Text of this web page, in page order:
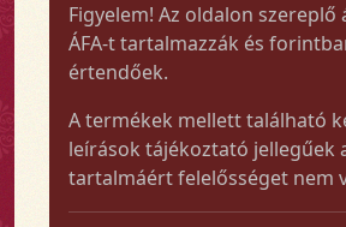
Figyelem! Az oldalon szereplő
ÁFA-t tartalmazzák és
értendőek.
A termékek mellett található
leírások tájékoztató jellegűek
tartalmáért felelősséget nem